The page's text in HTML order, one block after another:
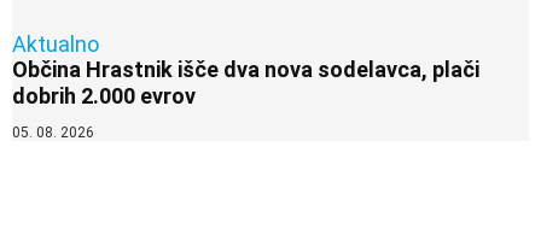
Aktualno
Občina Hrastnik išče dva nova sodelavca, plači
dobrih 2.000 evrov
05. 08. 2026